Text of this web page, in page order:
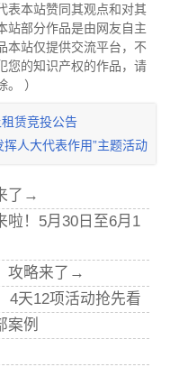
表本站赞同其观点和对其
站部分作品是由网友自主
本站仅提供交流平台，不
您的知识产权的作品，请
）
赁竞投公告
人大代表作用”主题活动
了→
啦！5月30日至6月1
攻略来了→
4天12项活动抢先看
案例